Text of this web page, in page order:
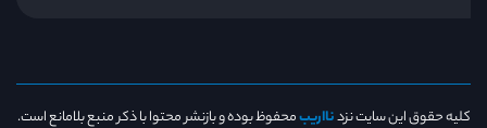
کلیه حقوق این سایت نزدنااریبمحفوظ بوده و بازنشر محتوا با ذکر منبع بلامانع است.